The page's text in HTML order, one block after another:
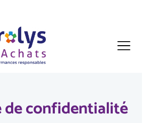
confidentialité